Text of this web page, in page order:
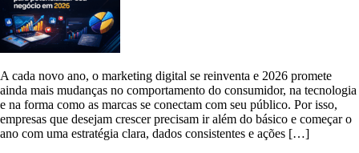
A cada novo ano, o marketing digital se reinventa e 2026 promete
ainda mais mudanças no comportamento do consumidor, na tecnologia
e na forma como as marcas se conectam com seu público. Por isso,
empresas que desejam crescer precisam ir além do básico e começar o
ano com uma estratégia clara, dados consistentes e ações […]